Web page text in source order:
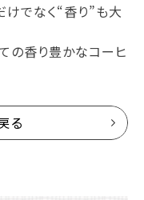
でなく“香り”も大
の香り豊かなコーヒ
る